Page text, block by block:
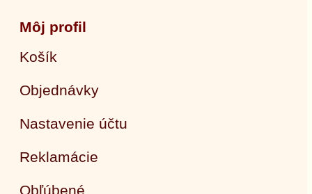
Môj profil
Košík
Objednávky
Nastavenie účtu
Reklamácie
Obľúbené